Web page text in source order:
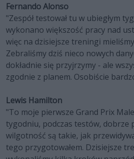
Fernando Alonso
"Zespół testował tu w ubiegłym
wykonano większość pracy nad
więc na dzisiejsze treningi
Zebraliśmy dziś nieco nowych
dokładnie się przyjrzymy - ale
zgodnie z planem. Osobiście
Lewis Hamilton
"To moje pierwsze Grand Prix
tygodniu, podczas testów, dobrze
wilgotność są takie, jak
tego przygotowałem. Dzisiejsze